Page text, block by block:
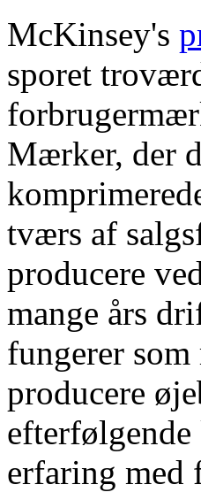
McKinsey's
sporet
Mærker, der
tværs af
producere
mange års
fungerer
producere
efterfølgende
erfaring med